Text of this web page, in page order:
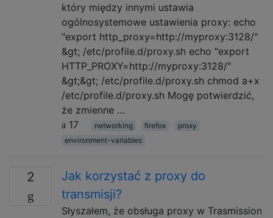
który między innymi ustawia
ogólnosystemowe ustawienia proxy: echo
"export http_proxy=http://myproxy:3128/"
&gt; /etc/profile.d/proxy.sh echo "export
HTTP_PROXY=http://myproxy:3128/"
&gt;&gt; /etc/profile.d/proxy.sh chmod a+x
/etc/profile.d/proxy.sh Mogę potwierdzić,
że zmienne …
17
networking firefox
proxy
environment-variables
2
Jak korzystać z proxy do
transmisji?
Słyszałem, że obsługa proxy w Trasmission